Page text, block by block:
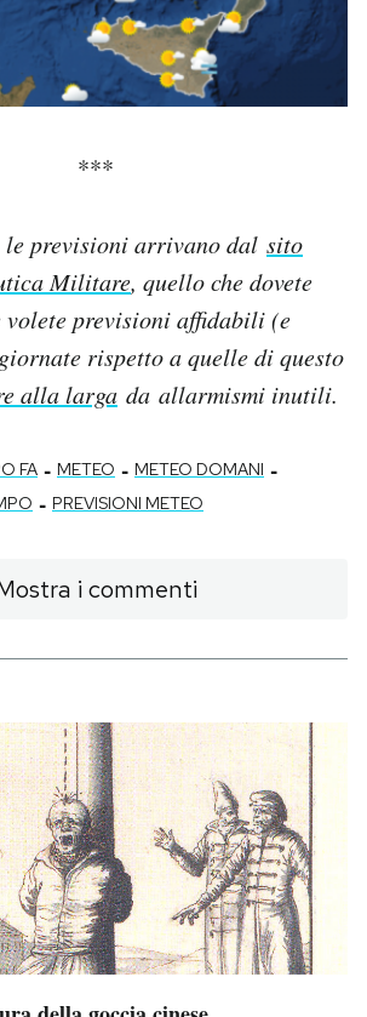
***
le previsioni arrivano dal sito
Militare, quello che dovete
volete previsioni affidabili (e
rispetto a quelle di questo
alla larga da allarmismi inutili.
FA - METEO - METEO DOMANI -
- PREVISIONI METEO
i commenti